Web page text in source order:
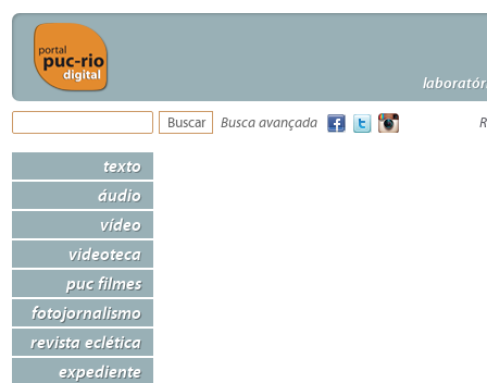
Busca avançada
texto
áudio
vídeo
videoteca
puc filmes
fotojornalismo
revista eclética
expediente